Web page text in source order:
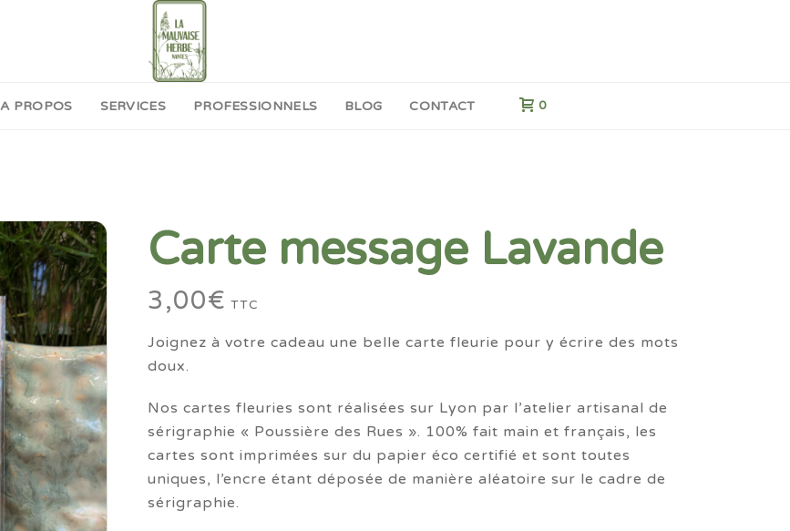
A PROPOS SERVICES PROFESSIONNELS BLOG CONTACT 0
Carte message Lavande
3,00€ TTC
Joignez à votre cadeau une belle carte fleurie pour y écrire des mots
doux.
Nos cartes fleuries sont réalisées sur Lyon par l’atelier artisanal de
sérigraphie « Poussière des Rues ». 100% fait main et français, les
cartes sont imprimées sur du papier éco certifié et sont toutes
uniques, l’encre étant déposée de manière aléatoire sur le cadre de
sérigraphie.